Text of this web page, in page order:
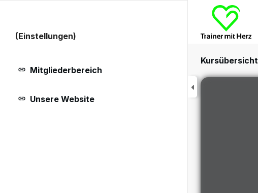
Kursübersicht
(Einstellungen)
Mitgliederbereich
Unsere Website